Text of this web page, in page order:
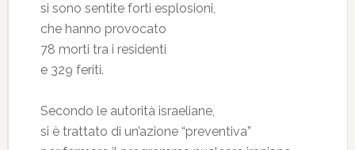
si sono sentite forti esplosioni,
che hanno provocato
78 morti tra i residenti
e 329 feriti.
Secondo le autorità israeliane,
si è trattato di un’azione “preventiva”